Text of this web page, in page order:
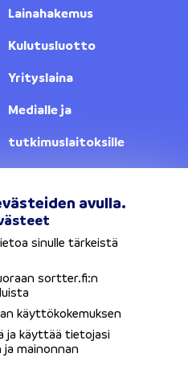
avulla.
sinulle tärkeistä
sortter.fi:n
käyttökokemuksen
ja käyttää tietojasi
ja mainonnan
Lainahakemus
Kulutusluotto
Yrityslaina
Medialle ja
tutkimuslaitoksille